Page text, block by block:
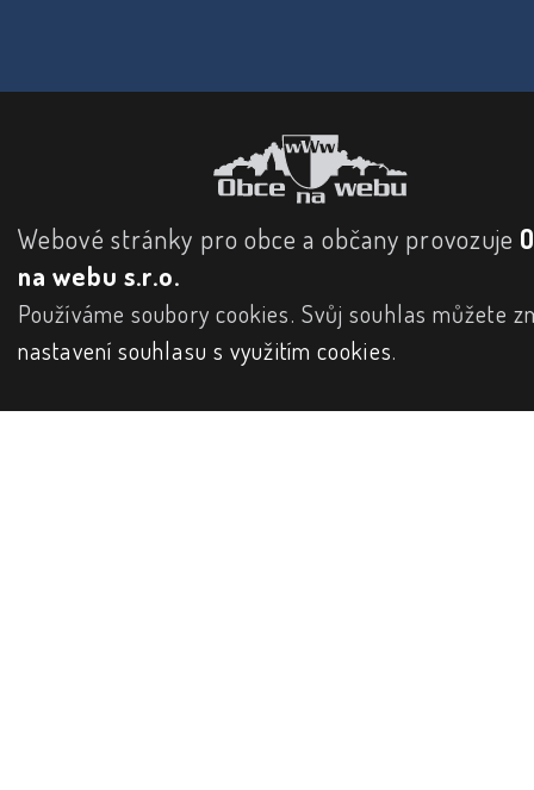
Webové stránky pro obce a občany provozuje
na webu s.r.o.
Používáme soubory cookies. Svůj souhlas můžete
nastavení souhlasu s využitím cookies.